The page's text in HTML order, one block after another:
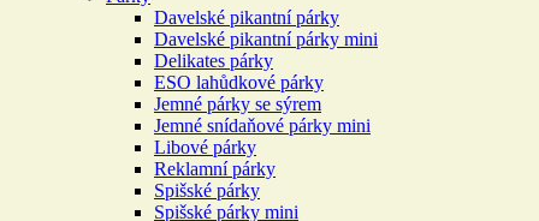
Davelské pikantní párky
Davelské pikantní párky mini
Delikates párky
ESO lahůdkové párky
Jemné párky se sýrem
Jemné snídaňové párky mini
Libové párky
Reklamní párky
Spišské párky
Spišské párky mini